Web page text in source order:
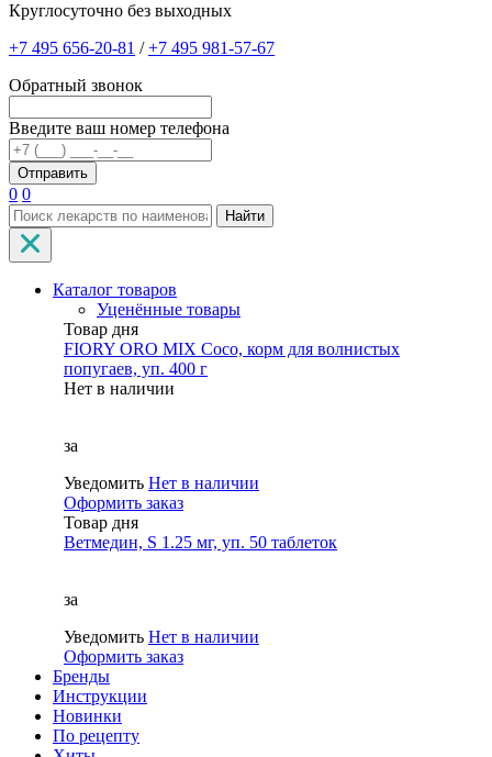
Круглосуточно без выходных
+7 495 656-20-81 /+7 495 981-57-67
Обратный звонок
Введите ваш номер телефона
0 0
Найти
Каталог товаров
Уценённые товары
Товар дня
FIORY ORO MIX Coco, корм для волнистых
попугаев, уп. 400 г
Нет в наличии
за
Уведомить Нет в наличии
Оформить заказ
Товар дня
Ветмедин, S 1.25 мг, уп. 50 таблеток
за
Уведомить Нет в наличии
Оформить заказ
Бренды
Инструкции
Новинки
По рецепту